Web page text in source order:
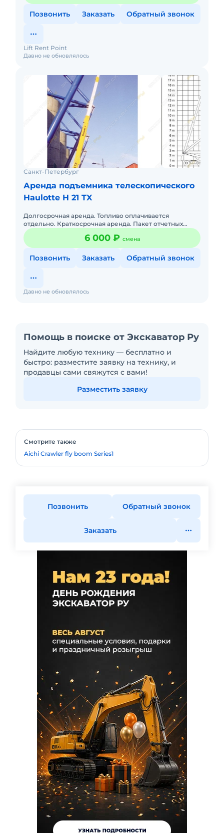
Позвонить Заказать Обратный звонок
Давно не обновлялось
Lift Rent Point
Санкт-Петербург
Аренда подъемника телескопического
Haulotte H 21 TX
Долгосрочная аренда. Топливо оплачивается
отдельно. Краткосрочная аренда. Пакет отчетных
документов. Рабочая высота 20.6м Цена аренды от
5000 руб. за с
6 000 ₽ смена
Позвонить Заказать Обратный звонок
Давно не обновлялось
Помощь в поиске от Экскаватор Ру
Найдите любую технику — бесплатно и
быстро: разместите заявку на технику, и
продавцы сами свяжутся с вами!
Разместить заявку
Смотрите также
Aichi Crawler fly boom Series1
Позвонить Обратный звонок
Заказать